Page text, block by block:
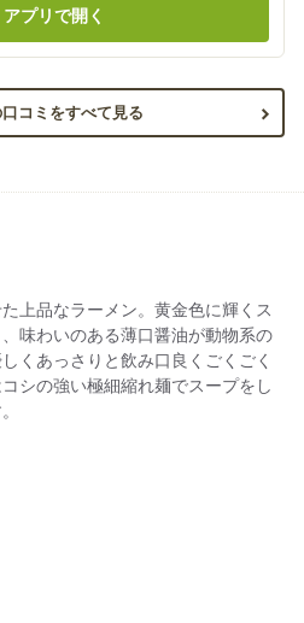
アプリで開く
コミをすべて見る
上品なラーメン。黄金色に輝くス
味わいのある薄口醤油が動物系の
くあっさりと飲み口良くごくごく
シの強い極細縮れ麺でスープをし